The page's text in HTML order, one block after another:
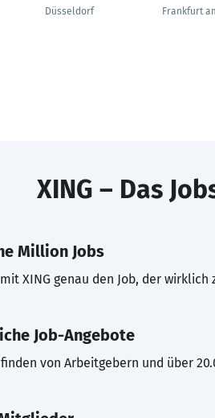
Düsseldorf
Frankfurt
XING – Das
Million Jobs
XING genau den Job, der wirklich
Job-Angebote
von Arbeitgebern und über